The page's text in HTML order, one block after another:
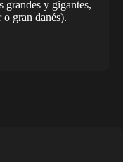
grandes y gigantes,
gran danés).